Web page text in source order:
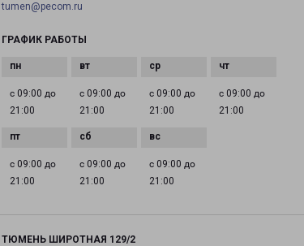
tumen@pecom.ru
ГРАФИК РАБОТЫ
с 09:00 до
21:00
с 09:00 до
21:00
с 09:00 до
21:00
с 09:00 до
21:00
с 09:00 до
21:00
с 09:00 до
21:00
с 09:00 до
21:00
ТЮМЕНЬ ШИРОТНАЯ 129/2